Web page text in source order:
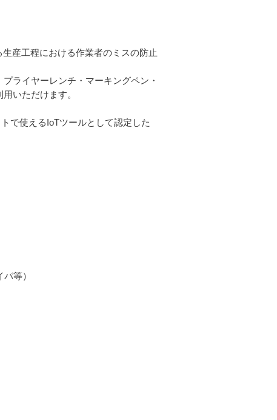
産工程における作業者のミスの防止
ライヤーレンチ・マーキングペン・
いただけます。
で使えるIoTツールとして認定した
等）